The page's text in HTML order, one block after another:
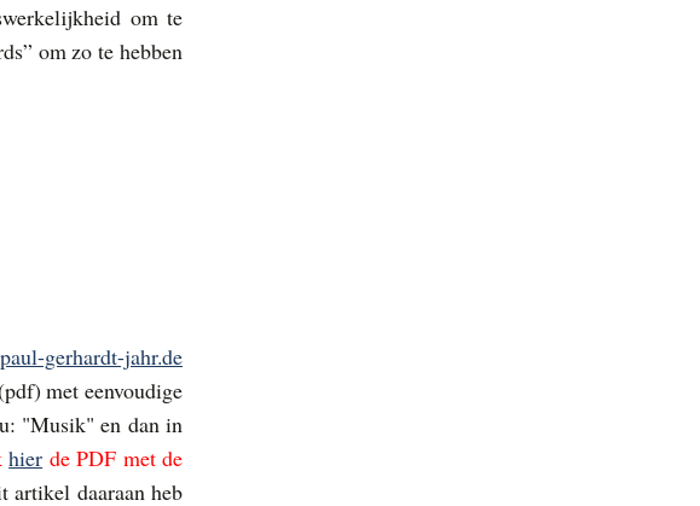
om te
om zo te hebben
gerhardt-jahr.de
met eenvoudige
"Musik" en dan in
hier de PDF met de
daaraan heb